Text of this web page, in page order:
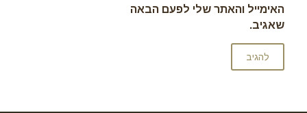
האימייל והאתר שלי לפעם הבאה
שאגיב.